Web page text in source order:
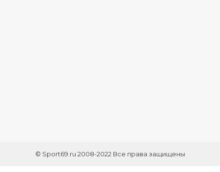
© Sport69.ru 2008-2022 Все права защищены